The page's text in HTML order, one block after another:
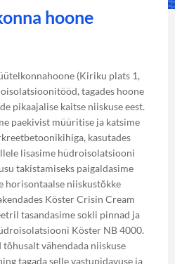
hoone
(Kiriku plats 1,
tagades hoone
pikaajalise kaitse niiskuse eest.
paekivist müüritise ja katsime
kasutades
lisasime hüdroisolatsiooni
takistamiseks paigaldasime
horisontaalse niiskustõkke
Köster Crisin Cream
tasandasime sokli pinnad ja
Köster NB 4000.
vähendada niiskuse
tagada selle vastupidavuse ja